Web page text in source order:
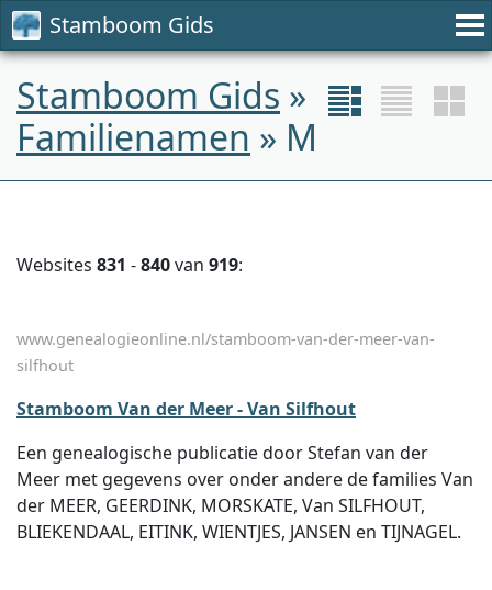
Stamboom Gids
Stamboom Gids »
Familienamen » M
Websites 831 -840van 919:
www.genealogieonline.nl/stamboom-van-der-meer-van-
silfhout
Stamboom Van der Meer - Van Silfhout
Een genealogische publicatie door Stefan van der
Meer met gegevens over onder andere de families Van
der MEER, GEERDINK, MORSKATE, Van SILFHOUT,
BLIEKENDAAL, EITINK, WIENTJES, JANSEN en TIJNAGEL.